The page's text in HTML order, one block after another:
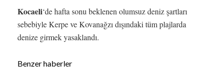
Kocaeli‘de hafta sonu beklenen olumsuz deniz şartları
sebebiyle Kerpe ve Kovanağzı dışındaki tüm plajlarda
denize girmek yasaklandı.
Benzer haberler